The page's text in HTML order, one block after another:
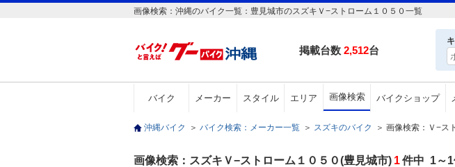
画像検索：沖縄のバイク一覧：豊見城市のスズキＶ−ストローム１０５０一覧
掲載台数 2,512台
バイク メーカー スタイル エリア 画像検索 バイクショップ
沖縄バイク ＞ バイク検索：メーカー一覧 ＞ スズキのバイク ＞ 画像検索：Ｖ−ス
画像検索：スズキＶ−ストローム１０５０(豊見城市) 1件中 1～